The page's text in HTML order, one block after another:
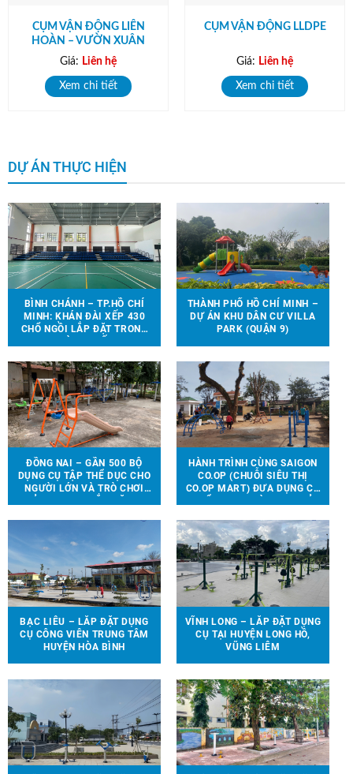
CỤM VẬN ĐỘNG LIÊN
HOÀN – VƯỜN XUÂN
Giá: Liên hệ
Xem chi tiết
CỤM VẬN ĐỘNG LLDPE
Giá: Liên hệ
Xem chi tiết
DỰ ÁN THỰC HIỆN
BÌNH CHÁNH – TP.HỒ CHÍ
MINH: KHÁN ĐÀI XẾP 430
CHỔ NGỒI LẮP ĐẶT TRONG
THÀNH PHỐ HỒ CHÍ MINH –
DỰ ÁN KHU DÂN CƯ VILLA
PARK (QUẬN 9)
ĐỒNG NAI – GẦN 500 BỘ
DỤNG CỤ TẬP THỂ DỤC CHO
NGƯỜI LỚN VÀ TRÒ CHƠI
HÀNH TRÌNH CÙNG SAIGON
CO.OP (CHUỖI SIÊU THỊ
CO.OP MART) ĐƯA DỤNG CỤ
HỌC TẠI 6 TỈNH THÀNH
BẠC LIÊU – LẮP ĐẶT DỤNG
CỤ CÔNG VIÊN TRUNG TÂM
HUYỆN HÒA BÌNH
VĨNH LONG – LẮP ĐẶT DỤNG
CỤ TẠI HUYỆN LONG HỒ,
VŨNG LIÊM